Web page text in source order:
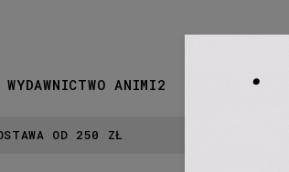
WYDAWNICTWO ANIMI2 KSIĄŻKI
OD 250 ZŁ